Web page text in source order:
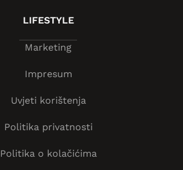
LIFESTYLE
Marketing
Impresum
Uvjeti korištenja
Politika privatnosti
Politika o kolačićima